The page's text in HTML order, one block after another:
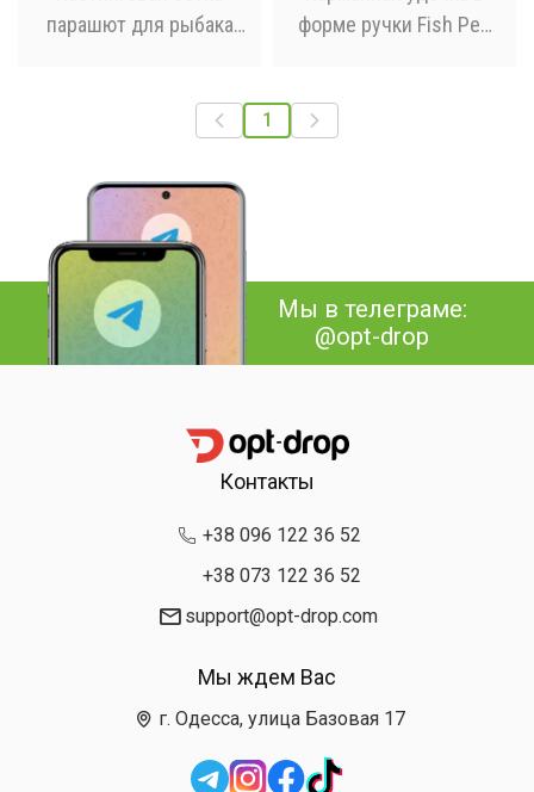
парашют для рыбака
форме ручки Fish Pen
1
Мы в телеграме:
@opt-drop
Контакты
+38 096 122 36 52
+38 073 122 36 52
support@opt-drop.com
Мы ждем Вас
г. Одесса, улица Базовая 17